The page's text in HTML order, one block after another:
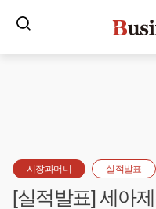
시장과머니 실적발표
[실적발표] 세아